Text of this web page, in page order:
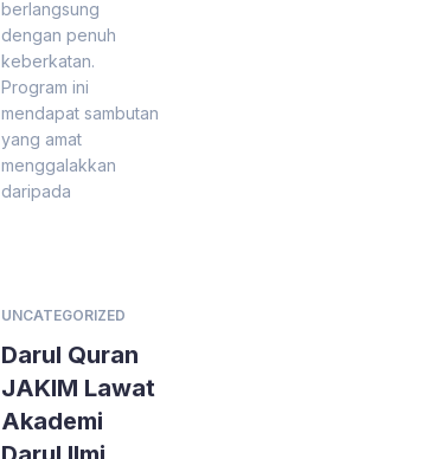
berlangsung
dengan penuh
keberkatan.
Program ini
mendapat sambutan
yang amat
menggalakkan
daripada
UNCATEGORIZED
Darul Quran
JAKIM Lawat
Akademi